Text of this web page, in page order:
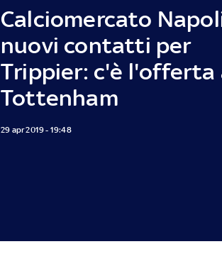
Calciomercato
nuovi contatti per
Trippier: c'è l'offerta
Tottenham
29 apr 2019 - 19:48